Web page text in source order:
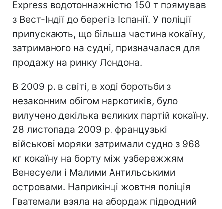
Express водотоннажністю 150 т прямував
з Вест-Індії до берегів Іспанії. У поліції
припускають, що більша частина кокаїну,
затриманого на судні, призначалася для
продажу на ринку Лондона.
В 2009 р. в світі, в ході боротьби з
незаконним обігом наркотиків, було
вилучено декілька великих партій кокаїну.
28 листопада 2009 р. французькі
військові моряки затримали судно з 968
кг кокаїну на борту між узбережжям
Венесуели і Малими Антильськими
островами. Наприкінці жовтня поліція
Гватемали взяла на абордаж підводний